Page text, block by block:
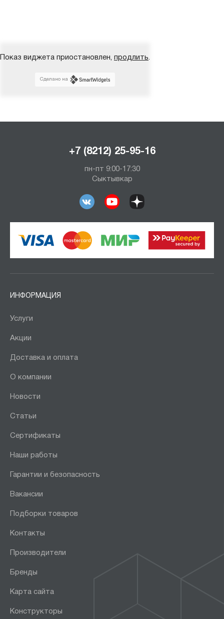
Показ виджета приостановлен, продлить.
Сделано на
+7 (8212) 25-95-16
пн-пт 9:00-17:30
Сыктывкар
ИНФОРМАЦИЯ
Услуги
Акции
Доставка и оплата
О компании
Новости
Статьи
Сертификаты
Наши работы
Гарантии и безопасность
Вакансии
Подборки товаров
Контакты
Производители
Бренды
Карта сайта
Конструкторы